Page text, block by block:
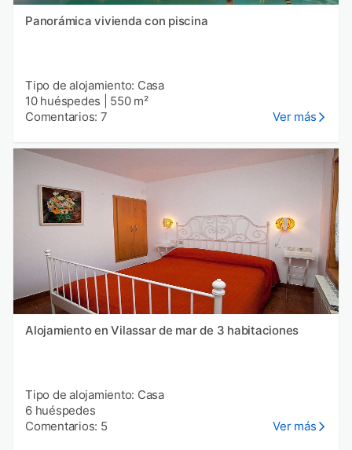
Panorámica vivienda con piscina
Tipo de alojamiento: Casa
10 huéspedes
550 m²
Comentarios: 7
Ver más
Alojamiento en Vilassar de mar de 3 habitaciones
Tipo de alojamiento: Casa
6 huéspedes
Comentarios: 5
Ver más